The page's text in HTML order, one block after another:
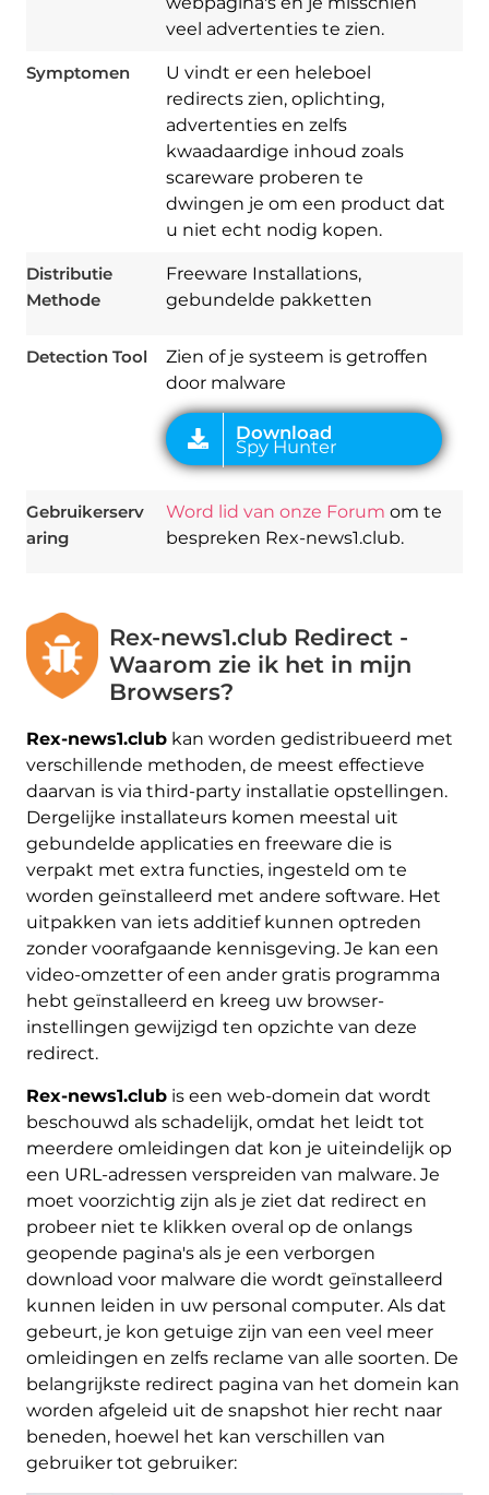
veel advertenties te zien.
Symptomen
U vindt er een heleboel
redirects zien, oplichting,
advertenties en zelfs
kwaadaardige inhoud zoals
scareware proberen te
dwingen je om een ​​product dat
u niet echt nodig kopen.
Distributie
Methode
Freeware Installations,
gebundelde pakketten
Detection Tool
Zien of je systeem is getroffen
door malware
Download
Spy Hunter
Gebruikerserv
aring
Word lid van onze Forum om te
bespreken Rex-news1.club.
Rex-news1.club Redirect -
Waarom zie ik het in mijn
Browsers?
Rex-news1.clubkan worden gedistribueerd met
verschillende methoden, de meest effectieve
daarvan is via third-party installatie opstellingen.
Dergelijke installateurs komen meestal uit
gebundelde applicaties en freeware die is
verpakt met extra functies, ingesteld om te
worden geïnstalleerd met andere software. Het
uitpakken van iets additief kunnen optreden
zonder voorafgaande kennisgeving. Je kan een
video-omzetter of een ander gratis programma
hebt geïnstalleerd en kreeg uw browser-
instellingen gewijzigd ten opzichte van deze
redirect.
Rex-news1.clubis een web-domein dat wordt
beschouwd als schadelijk, omdat het leidt tot
meerdere omleidingen dat kon je uiteindelijk op
een URL-adressen verspreiden van malware. Je
moet voorzichtig zijn als je ziet dat redirect en
probeer niet te klikken overal op de onlangs
geopende pagina's als je een verborgen
download voor malware die wordt geïnstalleerd
kunnen leiden in uw personal computer. Als dat
gebeurt, je kon getuige zijn van een veel meer
omleidingen en zelfs reclame van alle soorten. De
belangrijkste redirect pagina van het domein kan
worden afgeleid uit de snapshot hier recht naar
beneden, hoewel het kan verschillen van
gebruiker tot gebruiker: